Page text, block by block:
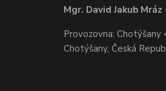
Mgr. David Jakub Mráz
Provozovna: Chotýšany
Chotýšany, Česká